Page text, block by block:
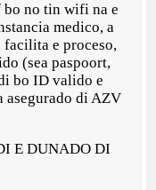
bo no tin wifi na e
medico, a
facilita e proceso,
(sea paspoort,
bo ID valido e
asegurado di AZV
E DUNADO DI